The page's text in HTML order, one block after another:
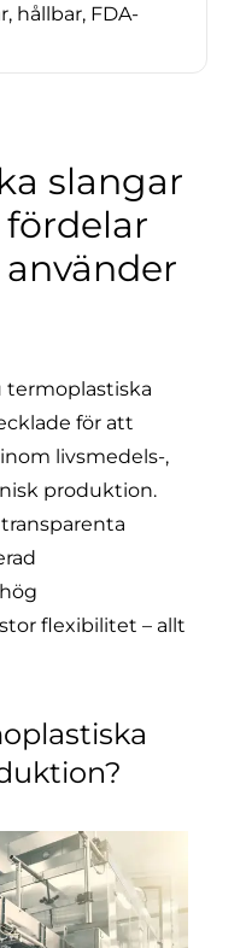
hållbar, FDA-
slangar
för att
livsmedels-,
produktion.
flexibilitet – allt